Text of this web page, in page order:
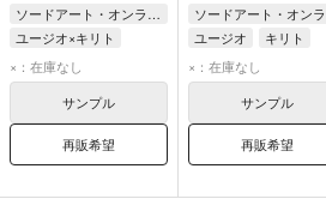
ソードアート・オンライン
ユージオ×キリト
キリト
ユージオ
×：在庫なし
サンプル
再販希望
ユージオ
キリト
×：在庫なし
サンプル
再販希望